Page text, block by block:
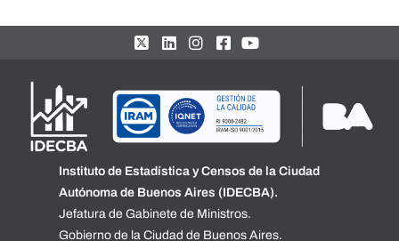
Instituto de Estadística y Censos de la Ciudad
Autónoma de Buenos Aires (IDECBA).
Jefatura de Gabinete de Ministros.
Gobierno de la Ciudad de Buenos Aires.